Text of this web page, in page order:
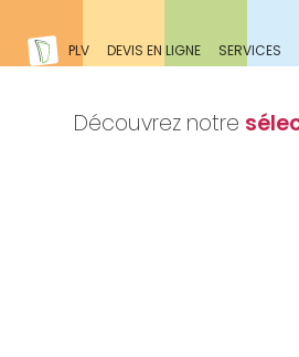
PLV DEVIS EN LIGNE SERVICES
Découvrez notre